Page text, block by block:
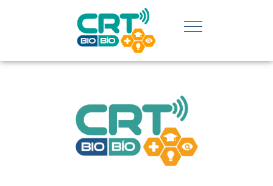
REGIÓN:
CONOCE
LOGROS
DE CRT